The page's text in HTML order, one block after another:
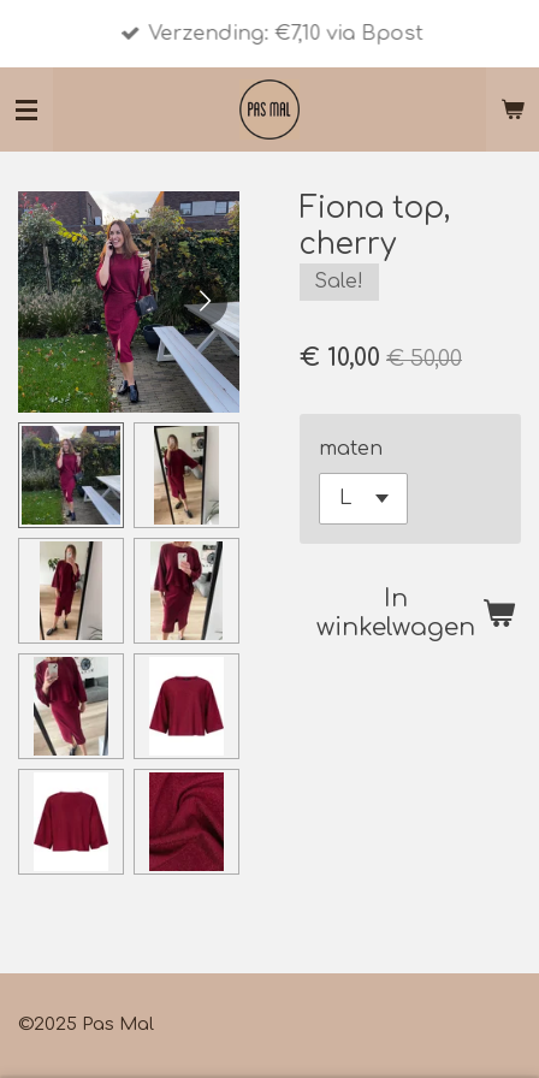
de
Verzending: €7,10 via Bpost
Fiona top,
cherry
Sale!
€ 10,00 € 50,00
maten
In
winkelwagen
©2025 Pas Mal